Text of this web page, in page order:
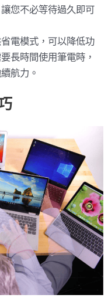
您不必等待過久即可
電模式，可以降低功
長時間使用筆電時，
航力。